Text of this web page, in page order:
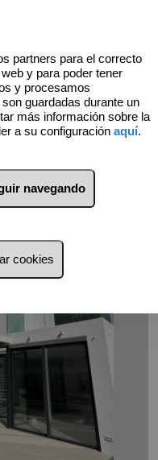
partners para el correcto
y para poder tener
y procesamos
guardadas durante un
más información sobre la
a su configuración aquí.
navegando
cookies